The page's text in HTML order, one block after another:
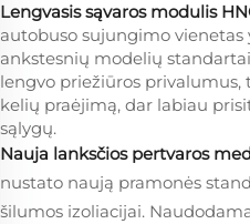
Lengvasis sąvaros modulis
autobuso sujungimo vienetas
ankstesnių modelių
lengvo priežiūros
kelių praėjimą, dar labiau
sąlygų.
Nauja lanksčios pertvaros
nustato naują pramonės
šilumos izoliacijai.